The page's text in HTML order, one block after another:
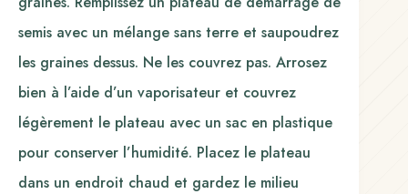
semis avec un mélange sans terre et saupoudrez
les graines dessus. Ne les couvrez pas. Arrosez
bien à l’aide d’un vaporisateur et couvrez
légèrement le plateau avec un sac en plastique
pour conserver l’humidité. Placez le plateau
dans un endroit chaud et gardez le milieu